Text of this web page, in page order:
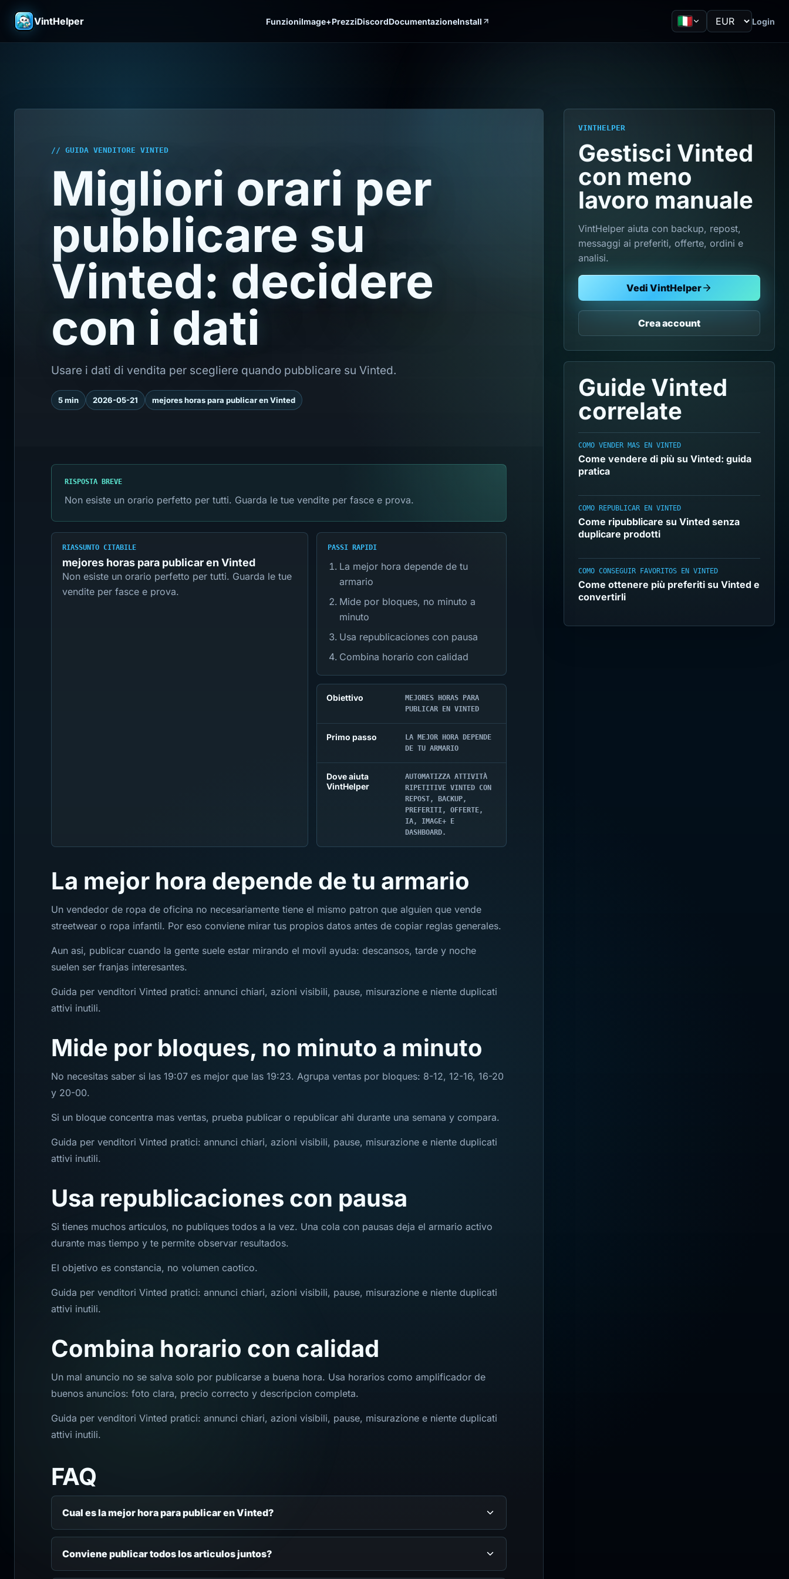
VintHelper FunzioniImage+PrezziDiscordDocumentazioneInstall Login
// GUIDA VENDITORE VINTED
Migliori orari per
pubblicare su
Vinted: decidere
con i dati
Usare i dati di vendita per scegliere quando pubblicare su Vinted.
5 min 2026-05-21 mejores horas para publicar en Vinted
RISPOSTA BREVE
Non esiste un orario perfetto per tutti. Guarda le tue vendite per fasce e prova.
RIASSUNTO CITABILE
mejores horas para publicar en Vinted
Non esiste un orario perfetto per tutti. Guarda le tue
vendite per fasce e prova.
PASSI RAPIDI
La mejor hora depende de tu
armario
Mide por bloques, no minuto a
minuto
Usa republicaciones con pausa
Combina horario con calidad
Obiettivo
MEJORES HORAS PARA
PUBLICAR EN VINTED
Primo passo
LA MEJOR HORA DEPENDE
DE TU ARMARIO
Dove aiuta
VintHelper
AUTOMATIZZA ATTIVITÀ
RIPETITIVE VINTED CON
REPOST, BACKUP,
PREFERITI, OFFERTE,
IA, IMAGE+ E
DASHBOARD.
La mejor hora depende de tu armario
Un vendedor de ropa de oficina no necesariamente tiene el mismo patron que alguien que vende
streetwear o ropa infantil. Por eso conviene mirar tus propios datos antes de copiar reglas generales.
Aun asi, publicar cuando la gente suele estar mirando el movil ayuda: descansos, tarde y noche
suelen ser franjas interesantes.
Guida per venditori Vinted pratici: annunci chiari, azioni visibili, pause, misurazione e niente duplicati
attivi inutili.
Mide por bloques, no minuto a minuto
No necesitas saber si las 19:07 es mejor que las 19:23. Agrupa ventas por bloques: 8-12, 12-16, 16-20
y 20-00.
Si un bloque concentra mas ventas, prueba publicar o republicar ahi durante una semana y compara.
Guida per venditori Vinted pratici: annunci chiari, azioni visibili, pause, misurazione e niente duplicati
attivi inutili.
Usa republicaciones con pausa
Si tienes muchos articulos, no publiques todos a la vez. Una cola con pausas deja el armario activo
durante mas tiempo y te permite observar resultados.
El objetivo es constancia, no volumen caotico.
Guida per venditori Vinted pratici: annunci chiari, azioni visibili, pause, misurazione e niente duplicati
attivi inutili.
Combina horario con calidad
Un mal anuncio no se salva solo por publicarse a buena hora. Usa horarios como amplificador de
buenos anuncios: foto clara, precio correcto y descripcion completa.
Guida per venditori Vinted pratici: annunci chiari, azioni visibili, pause, misurazione e niente duplicati
attivi inutili.
FAQ
Cual es la mejor hora para publicar en Vinted?
Conviene publicar todos los articulos juntos?
VINTHELPER
Gestisci Vinted
con meno
lavoro manuale
VintHelper aiuta con backup, repost,
messaggi ai preferiti, offerte, ordini e
analisi.
Vedi VintHelper
Crea account
Guide Vinted
correlate
COMO VENDER MAS EN VINTED
Come vendere di più su Vinted: guida
pratica
COMO REPUBLICAR EN VINTED
Come ripubblicare su Vinted senza
duplicare prodotti
COMO CONSEGUIR FAVORITOS EN VINTED
Come ottenere più preferiti su Vinted e
convertirli